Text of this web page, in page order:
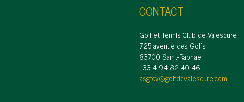
CONTACT
Golf et Tennis Club de Valescure
725 avenue des Golfs
83700 Saint-Raphaël
+33 4 94 82 40 46
asgtcv@golfdevalescure.com